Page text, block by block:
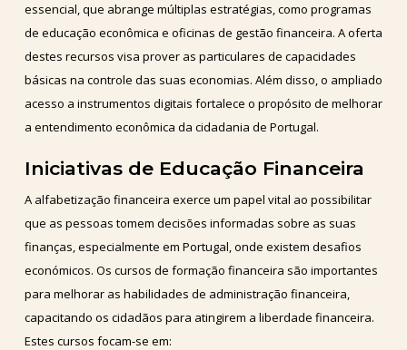
essencial, que abrange múltiplas estratégias, como programas
de educação econômica e oficinas de gestão financeira. A oferta
destes recursos visa prover as particulares de capacidades
básicas na controle das suas economias. Além disso, o ampliado
acesso a instrumentos digitais fortalece o propósito de melhorar
a entendimento econômica da cidadania de Portugal.
Iniciativas de Educação Financeira
A alfabetização financeira exerce um papel vital ao possibilitar
que as pessoas tomem decisões informadas sobre as suas
finanças, especialmente em Portugal, onde existem desafios
económicos. Os cursos de formação financeira são importantes
para melhorar as habilidades de administração financeira,
capacitando os cidadãos para atingirem a liberdade financeira.
Estes cursos focam-se em: